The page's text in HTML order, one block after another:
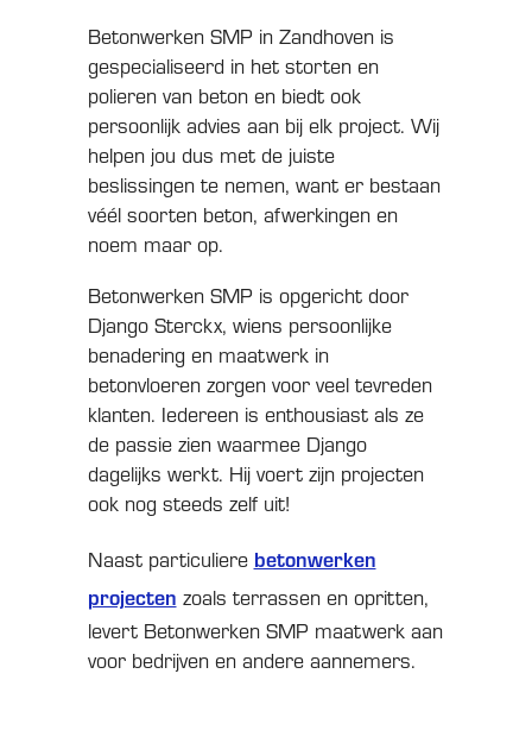
Betonwerken SMP in Zandhoven is
gespecialiseerd in het storten en
polieren van beton en biedt ook
persoonlijk advies aan bij elk project. Wij
helpen jou dus met de juiste
beslissingen te nemen, want er bestaan
véél soorten beton, afwerkingen en
noem maar op.
Betonwerken SMP is opgericht door
Django Sterckx, wiens persoonlijke
benadering en maatwerk in
betonvloeren zorgen voor veel tevreden
klanten. Iedereen is enthousiast als ze
de passie zien waarmee Django
dagelijks werkt. Hij voert zijn projecten
ook nog steeds zelf uit!
Naast particuliere betonwerken
projecten zoals terrassen en opritten,
levert Betonwerken SMP maatwerk aan
voor bedrijven en andere aannemers.